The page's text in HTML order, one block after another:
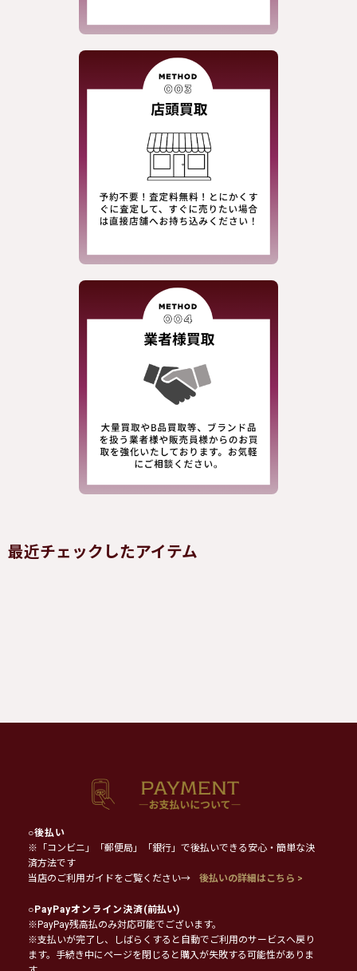
最近チェックしたアイテム
○後払い
※「コンビニ」「郵便局」「銀行」で後払いできる安心・簡単な決
済方法です
当店のご利用ガイドをご覧ください→
後払いの詳細はこちら >
○PayPayオンライン決済(前払い)
※PayPay残高払のみ対応可能でございます。
※支払いが完了し、しばらくすると自動でご利用のサービスへ戻り
ます。手続き中にページを閉じると購入が失敗する可能性がありま